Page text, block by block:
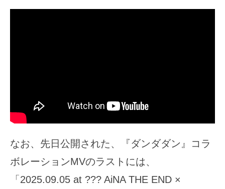
なお、先日公開された、『ダンダダン』コラ
ボレーションMVのラストには、
「2025.09.05 at ??? AiNA THE END ×